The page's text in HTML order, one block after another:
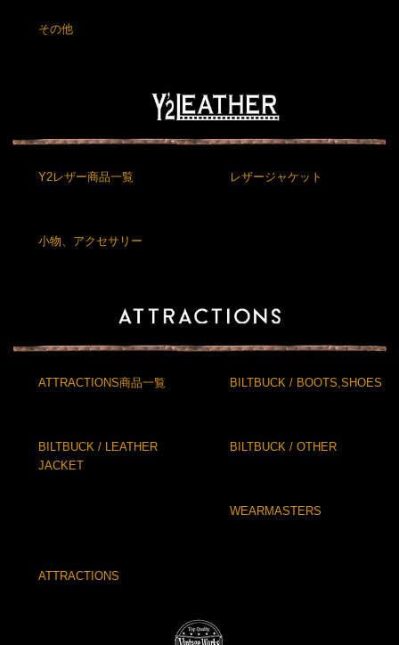
その他
Y2レザー商品一覧 レザージャケット
小物、アクセサリー
ATTRACTIONS商品一覧 BILTBUCK / BOOTS,SHOES
BILTBUCK / LEATHER
JACKET
BILTBUCK / OTHER
WEARMASTERS
ATTRACTIONS